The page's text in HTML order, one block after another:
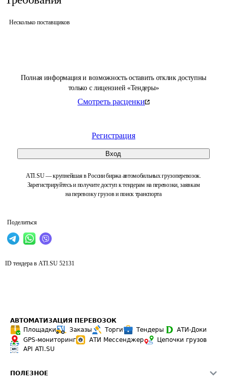
Полная информация и возможность оставить отклик доступны
только с лицензией «Тендеры»
Смотреть расценки
Регистрация
Вход
ATI.SU — крупнейшая в России биржа автомобильных грузоперевозок.
Зарегистрируйтесь и получите доступ к тендерам на перевозки, заявкам
на перевозку грузов и поиск транспорта
Поделиться
Несколько поставщиков
ID тендера в ATI.SU 52131
АВТОМАТИЗАЦИЯ ПЕРЕВОЗОК
Площадки
Заказы Торги Тендеры
АТИ-Доки
GPS-мониторинг
АТИ Мессенджер
Цепочки грузов
API ATI.SU
ПОЛЕЗНОЕ